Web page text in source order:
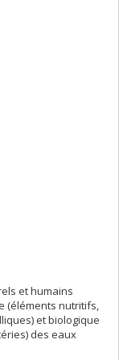
maîtrise
Halperin,
(codirection;
à la maîtrise
UQAM)
postdoctorale
postdoctoral
de recherche
en
à la recherche
GRIL
ICP-MS/MS
et
et humains
(éléments nutritifs,
et biologique
des eaux